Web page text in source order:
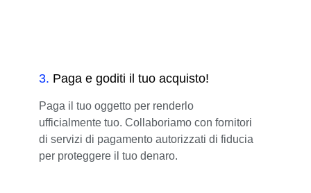
3. Paga e goditi il tuo acquisto!
Paga il tuo oggetto per renderlo
ufficialmente tuo. Collaboriamo con fornitori
di servizi di pagamento autorizzati di fiducia
per proteggere il tuo denaro.